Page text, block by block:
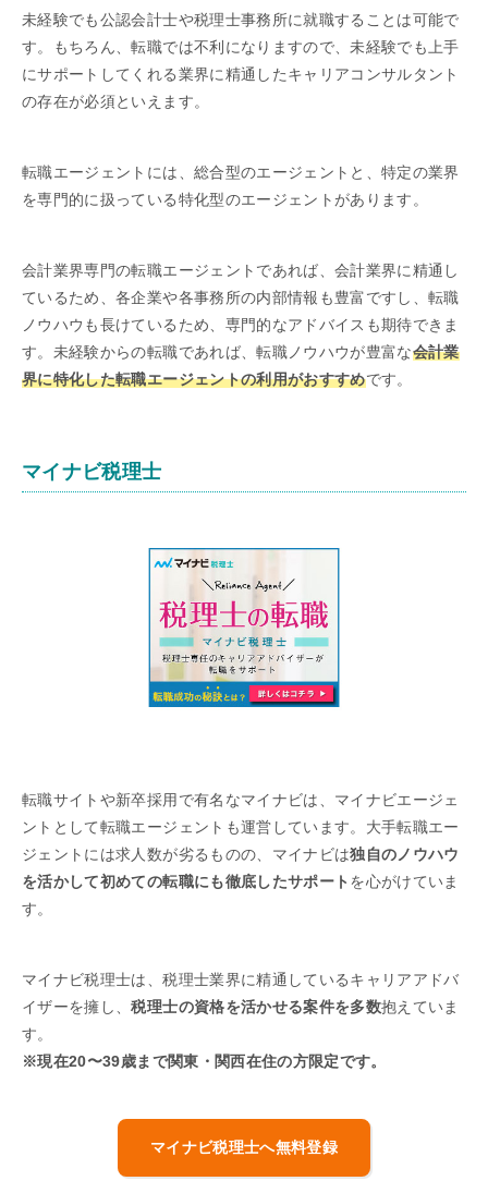
未経験でも公認会計士や税理士事務所に就職することは可能で
す。もちろん、転職では不利になりますので、未経験でも上手
にサポートしてくれる業界に精通したキャリアコンサルタント
の存在が必須といえます。
転職エージェントには、総合型のエージェントと、特定の業界
を専門的に扱っている特化型のエージェントがあります。
会計業界専門の転職エージェントであれば、会計業界に精通し
ているため、各企業や各事務所の内部情報も豊富ですし、転職
ノウハウも長けているため、専門的なアドバイスも期待できま
す。未経験からの転職であれば、転職ノウハウが豊富な会計業
界に特化した転職エージェントの利用がおすすめです。
マイナビ税理士
転職サイトや新卒採用で有名なマイナビは、マイナビエージェ
ントとして転職エージェントも運営しています。大手転職エー
ジェントには求人数が劣るものの、マイナビは独自のノウハウ
を活かして初めての転職にも徹底したサポート を心がけていま
す。
マイナビ税理士は、税理士業界に精通しているキャリアアドバ
イザーを擁し、税理士の資格を活かせる案件を多数抱えていま
す。
※現在20〜39歳まで関東・関西在住の方限定です。
マイナビ税理士へ無料登録